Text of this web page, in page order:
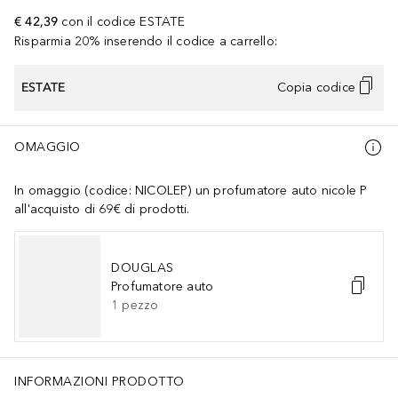
€ 42,39 con il codice ESTATE
Risparmia 20% inserendo il codice a carrello:
ESTATE Copia codice
OMAGGIO
In omaggio (codice: NICOLEP) un profumatore auto nicole P
all'acquisto di 69€ di prodotti.
DOUGLAS
Profumatore auto
1 pezzo
INFORMAZIONI PRODOTTO